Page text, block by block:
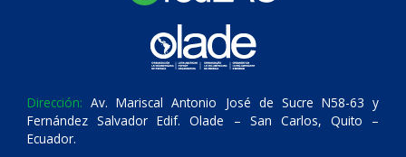
Dirección: Av. Mariscal Antonio José de Sucre N58-63 y
Fernández Salvador Edif. Olade – San Carlos, Quito –
Ecuador.